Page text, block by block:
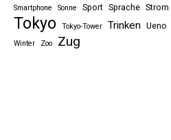
Smartphone Sonne Sport Sprache Strom
Tokyo Tokyo-Tower Trinken Ueno
Winter Zoo Zug